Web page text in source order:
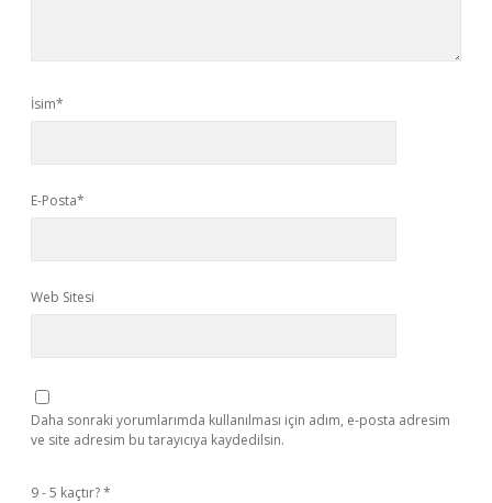
İsim*
E-Posta*
Web Sitesi
Daha sonraki yorumlarımda kullanılması için adım, e-posta adresim
ve site adresim bu tarayıcıya kaydedilsin.
9 - 5 kaçtır?*